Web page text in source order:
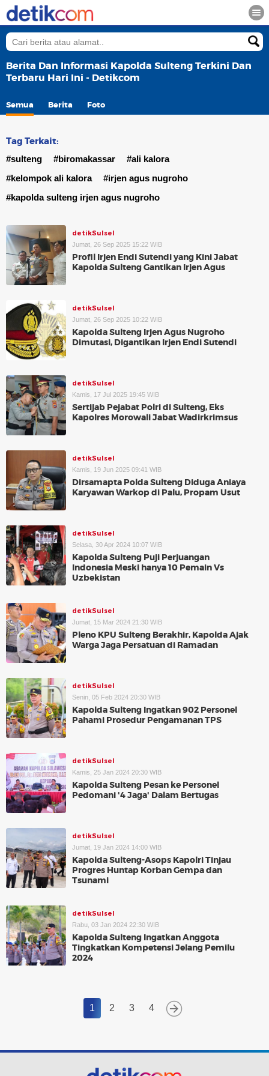
Berita Dan Informasi Kapolda Sulteng Terkini Dan
Terbaru Hari Ini - Detikcom
Semua Berita Foto
Tag Terkait:
#sulteng #biromakassar
#ali kalora
#kelompok ali kalora
#irjen agus nugroho
#kapolda sulteng irjen agus nugroho
detikSulsel
Jumat, 26 Sep 2025 15:22 WIB
Profil Irjen Endi Sutendi yang Kini Jabat
Kapolda Sulteng Gantikan Irjen Agus
detikSulsel
Jumat, 26 Sep 2025 10:22 WIB
Kapolda Sulteng Irjen Agus Nugroho
Dimutasi, Digantikan Irjen Endi Sutendi
detikSulsel
Kamis, 17 Jul 2025 19:45 WIB
Sertijab Pejabat Polri di Sulteng, Eks
Kapolres Morowali Jabat Wadirkrimsus
detikSulsel
Kamis, 19 Jun 2025 09:41 WIB
Dirsamapta Polda Sulteng Diduga Aniaya
Karyawan Warkop di Palu, Propam Usut
detikSulsel
Selasa, 30 Apr 2024 10:07 WIB
Kapolda Sulteng Puji Perjuangan
Indonesia Meski hanya 10 Pemain Vs
Uzbekistan
detikSulsel
Jumat, 15 Mar 2024 21:30 WIB
Pleno KPU Sulteng Berakhir, Kapolda Ajak
Warga Jaga Persatuan di Ramadan
detikSulsel
Senin, 05 Feb 2024 20:30 WIB
Kapolda Sulteng Ingatkan 902 Personel
Pahami Prosedur Pengamanan TPS
detikSulsel
Kamis, 25 Jan 2024 20:30 WIB
Kapolda Sulteng Pesan ke Personel
Pedomani '4 Jaga' Dalam Bertugas
detikSulsel
Jumat, 19 Jan 2024 14:00 WIB
Kapolda Sulteng-Asops Kapolri Tinjau
Progres Huntap Korban Gempa dan
Tsunami
detikSulsel
Rabu, 03 Jan 2024 22:30 WIB
Kapolda Sulteng Ingatkan Anggota
Tingkatkan Kompetensi Jelang Pemilu
2024
1 2 3 4